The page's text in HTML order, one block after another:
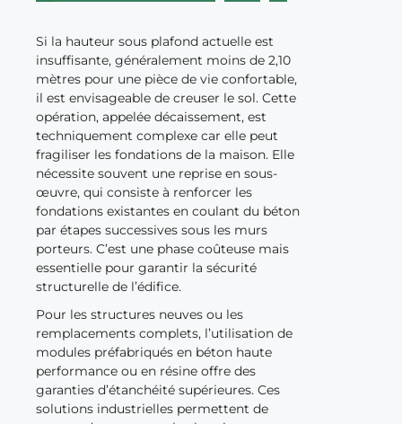
Si la hauteur sous plafond actuelle est
insuffisante, généralement moins de 2,10
mètres pour une pièce de vie confortable,
il est envisageable de creuser le sol. Cette
opération, appelée décaissement, est
techniquement complexe car elle peut
fragiliser les fondations de la maison. Elle
nécessite souvent une reprise en sous-
œuvre, qui consiste à renforcer les
fondations existantes en coulant du béton
par étapes successives sous les murs
porteurs. C’est une phase coûteuse mais
essentielle pour garantir la sécurité
structurelle de l’édifice.
Pour les structures neuves ou les
remplacements complets, l’utilisation de
modules préfabriqués en béton haute
performance ou en résine offre des
garanties d’étanchéité supérieures. Ces
solutions industrielles permettent de